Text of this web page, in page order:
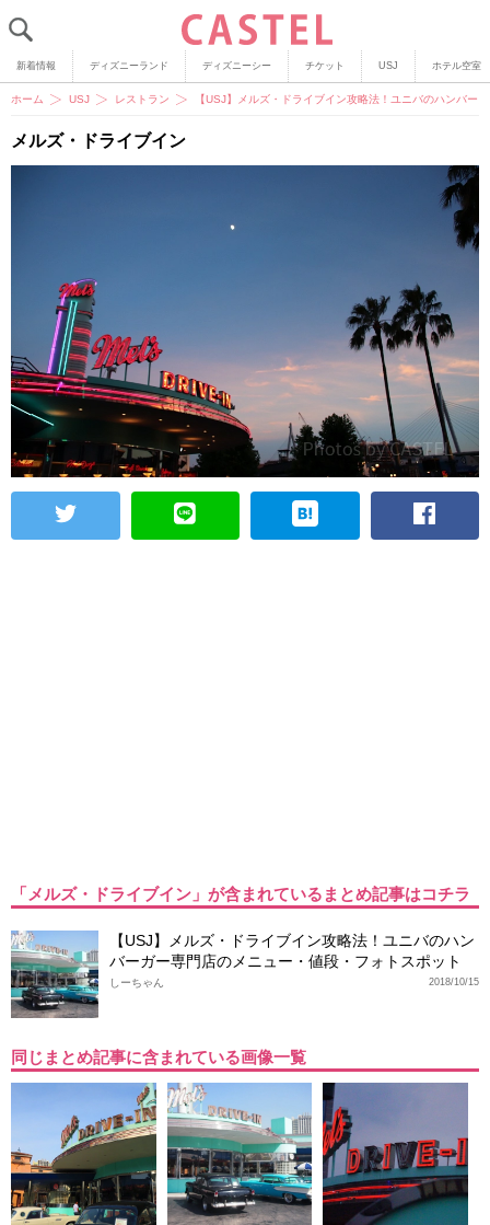
新着情報 ディズニーランド ディズニーシー チケット USJ ホテル空室
ホーム USJ レストラン 【USJ】メルズ・ドライブイン攻略法！ユニバのハンバー
メルズ・ドライブイン
「メルズ・ドライブイン」が含まれているまとめ記事はコチラ
【USJ】メルズ・ドライブイン攻略法！ユニバのハン
バーガー専門店のメニュー・値段・フォトスポット
2018/10/15
しーちゃん
同じまとめ記事に含まれている画像一覧